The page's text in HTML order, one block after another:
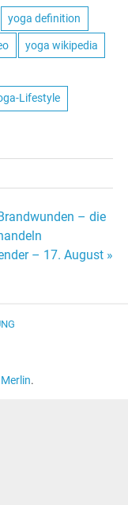
yoga definition
yoga wikipedia
Lifestyle
– die
– 17. August »
Merlin.